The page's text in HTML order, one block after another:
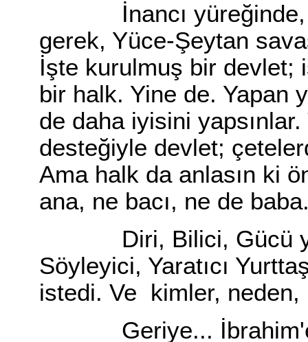
İnancı yüreğinde,
gerek, Yüce-Şeytan
İşte kurulmuş bir devlet;
bir halk. Yine de. Yapan
de daha iyisini
desteğiyle devlet;
Ama halk da anlasın ki
ana, ne bacı, ne de
Diri, Bilici, Gücü
Söyleyici, Yaratıcı
istedi. Ve kimler,
Geriye... İbrahim'e.